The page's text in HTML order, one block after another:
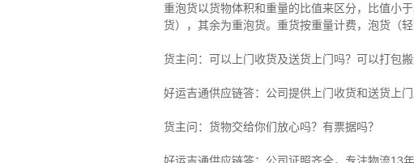
重泡货以货物体积和重量的比值来区分，比值小
货），其余为重泡货。重货按重量计费，泡货（
货主问：可以上门收货及送货上门吗？可以打包搬
好运吉通供应链答：公司提供上门收货和送货上
货主问：货物交给你们放心吗？有票据吗？